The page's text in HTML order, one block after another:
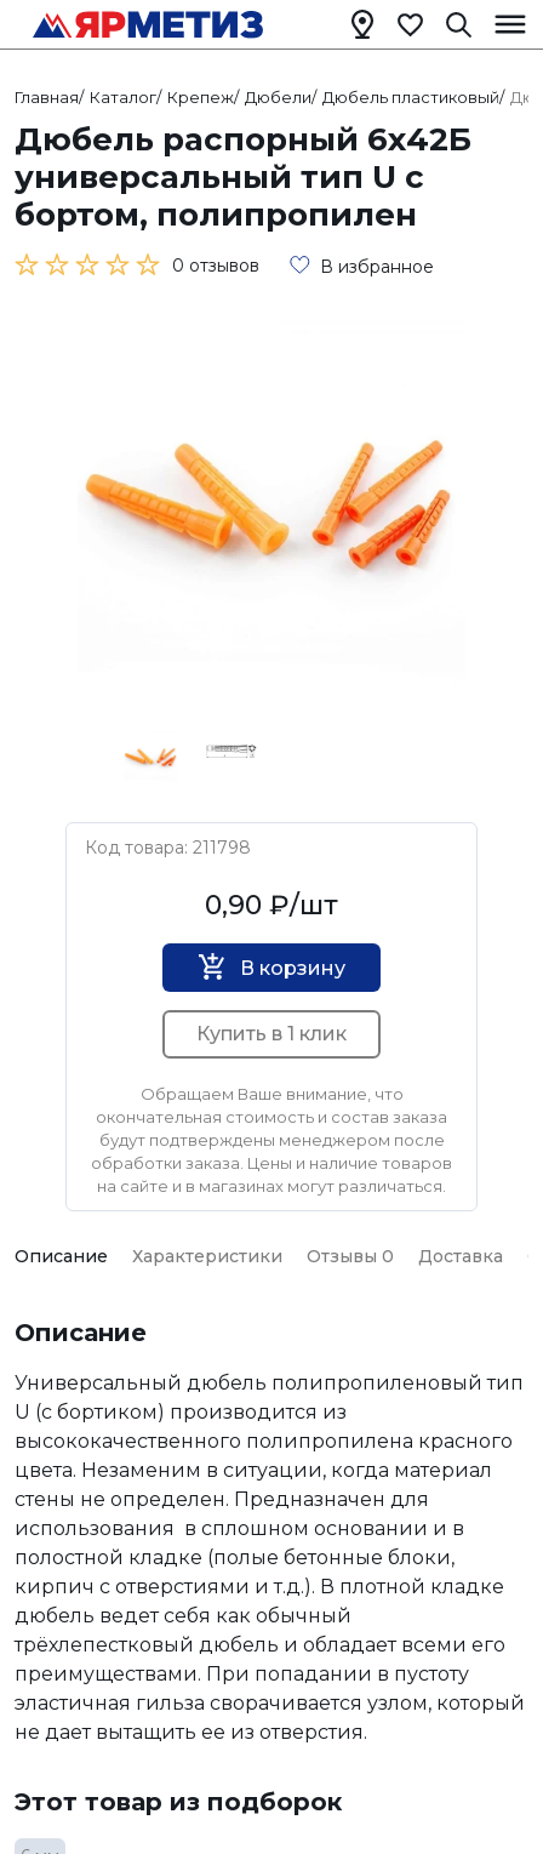
Главная/ Каталог/ Крепеж/ Дюбели/ Дюбель пластиковый/
Дюбель распорный 6х42Б
универсальный тип U с
бортом, полипропилен
0 отзывов В избранное
Код товара: 211798
0,90 ₽/шт
В корзину
Купить в 1 клик
Обращаем Ваше внимание, что
окончательная стоимость и состав заказа
будут подтверждены менеджером после
обработки заказа. Цены и наличие товаров
на сайте и в магазинах могут различаться.
Описание Характеристики Отзывы 0 Доставка
Описание
Универсальный дюбель полипропиленовый тип
U (с бортиком) производится из
высококачественного полипропилена красного
цвета. Незаменим в ситуации, когда материал
стены не определен. Предназначен для
использования в сплошном основании и в
полостной кладке (полые бетонные блоки,
кирпич с отверстиями и т.д.). В плотной кладке
дюбель ведет себя как обычный
трёхлепестковый дюбель и обладает всеми его
преимуществами. При попадании в пустоту
эластичная гильза сворачивается узлом, который
не дает вытащить ее из отверстия.
Этот товар из подборок